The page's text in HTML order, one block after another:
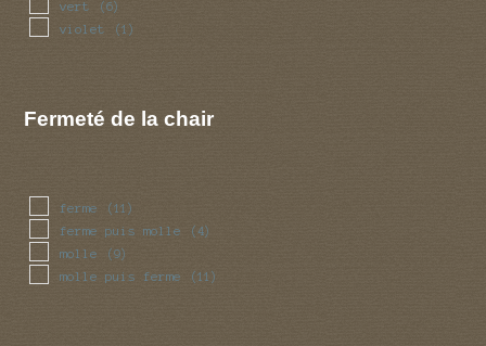
vert (6)
violet (1)
Fermeté de la chair
ferme (11)
ferme puis molle (4)
molle (9)
molle puis ferme (11)